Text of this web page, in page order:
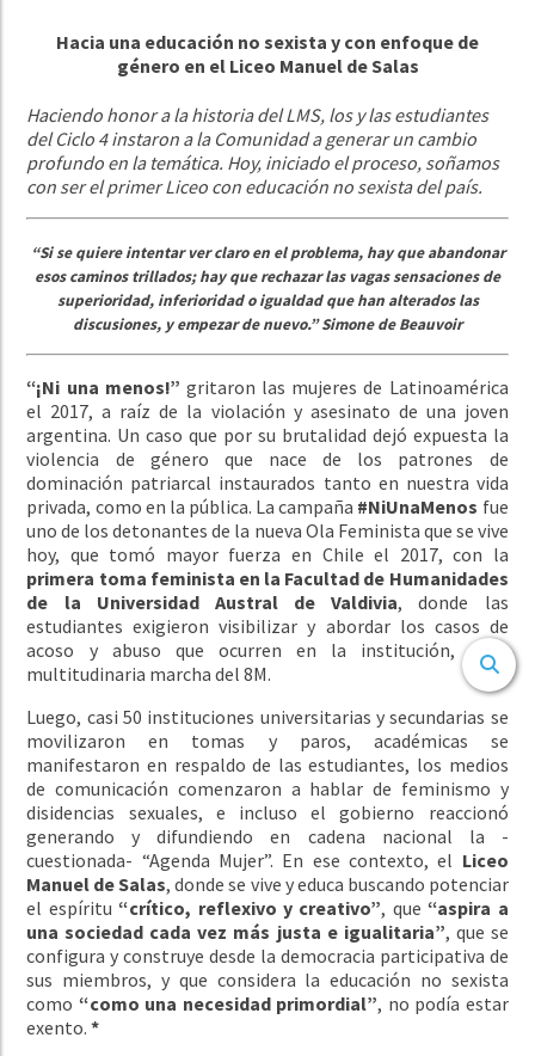
Hacia una educación no sexista y con enfoque de
género en el Liceo Manuel de Salas
Haciendo honor a la historia del LMS, los y las estudiantes
del Ciclo 4 instaron a la Comunidad a generar un cambio
profundo en la temática. Hoy, iniciado el proceso, soñamos
con ser el primer Liceo con educación no sexista del país.
“Si se quiere intentar ver claro en el problema, hay que abandonar
esos caminos trillados; hay que rechazar las vagas sensaciones de
superioridad, inferioridad o igualdad que han alterados las
discusiones, y empezar de nuevo.”Simone de Beauvoir
“¡Ni una menos!” gritaron las mujeres de Latinoamérica
el 2017, a raíz de la violación y asesinato de una joven
argentina. Un caso que por su brutalidad dejó expuesta la
violencia de género que nace de los patrones de
dominación patriarcal instaurados tanto en nuestra vida
privada, como en la pública. La campaña #NiUnaMenos fue
uno de los detonantes de la nueva Ola Feminista que se vive
hoy, que tomó mayor fuerza en Chile el 2017, con la
primera toma feminista en la Facultad de Humanidades
de la Universidad Austral de Valdivia, donde las
estudiantes exigieron visibilizar y abordar los casos de
acoso y abuso que ocurren en la institución, y la
multitudinaria marcha del 8M.
Luego, casi 50 instituciones universitarias y secundarias se
movilizaron en tomas y paros, académicas se
manifestaron en respaldo de las estudiantes, los medios
de comunicación comenzaron a hablar de feminismo y
disidencias sexuales, e incluso el gobierno reaccionó
generando y difundiendo en cadena nacional la -
cuestionada- “Agenda Mujer”. En ese contexto, el Liceo
Manuel de Salas, donde se vive y educa buscando potenciar
el espíritu “crítico, reflexivo y creativo”, que “aspira a
una sociedad cada vez más justa e igualitaria”, que se
configura y construye desde la democracia participativa de
sus miembros, y que considera la educación no sexista
como “como una necesidad primordial”, no podía estar
exento.*